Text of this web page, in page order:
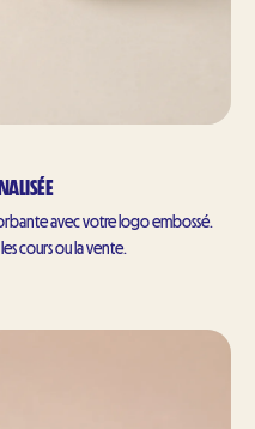
avec votre logo embossé.
cours ou la vente.